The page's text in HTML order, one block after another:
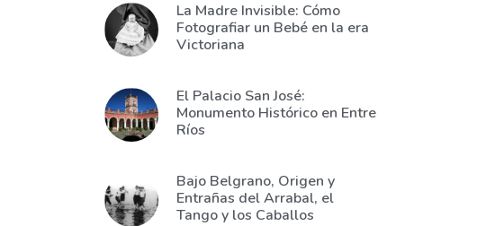
La Madre Invisible: Cómo
Fotografiar un Bebé en la era
Victoriana
El Palacio San José:
Monumento Histórico en Entre
Ríos
Bajo Belgrano, Origen y
Entrañas del Arrabal, el
Tango y los Caballos